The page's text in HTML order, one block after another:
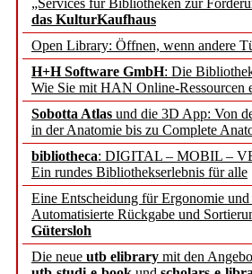
„Services für Bibliotheken zur
das KulturKaufhaus
Open Library: Öffnen, wenn andere
H+H Software GmbH: Die
Wie Sie mit HAN Online-Ressourcen
Sobotta Atlas und die 3D App: Von
in der Anatomie bis zu Complete
bibliotheca: DIGITAL – MOBIL –
Ein rundes Bibliothekserlebnis für alle
Eine Entscheidung für Ergonomie
Automatisierte Rückgabe und
Gütersloh
Die neue utb elibrary mit den
des BIÖG
jedem
DFG setzt
FAIRmat fort
Bayerns